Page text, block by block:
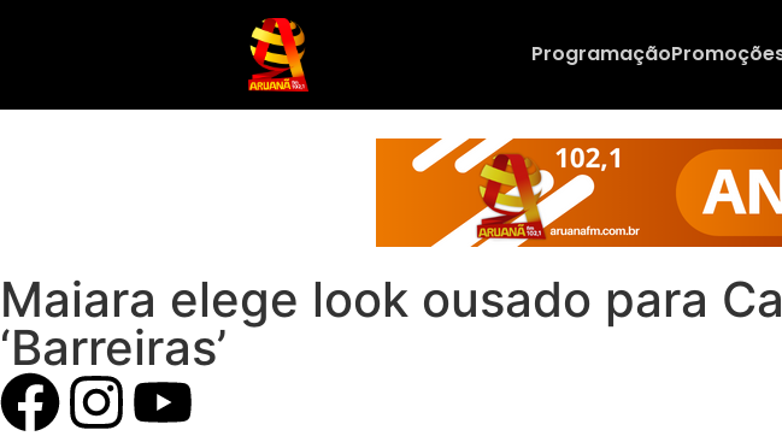
Programação
Maiara elege look ousado para
‘Barreiras’